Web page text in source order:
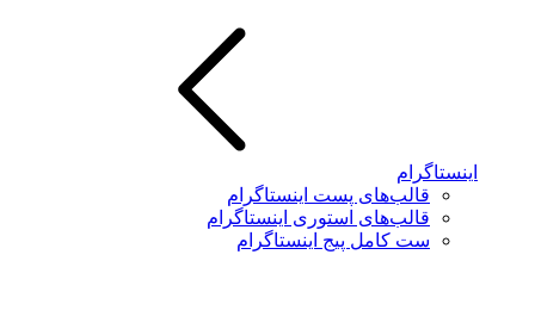
اینستاگرام
قالب‌های پست اینستاگرام
قالب‌های استوری اینستاگرام
ست کامل پیج اینستاگرام